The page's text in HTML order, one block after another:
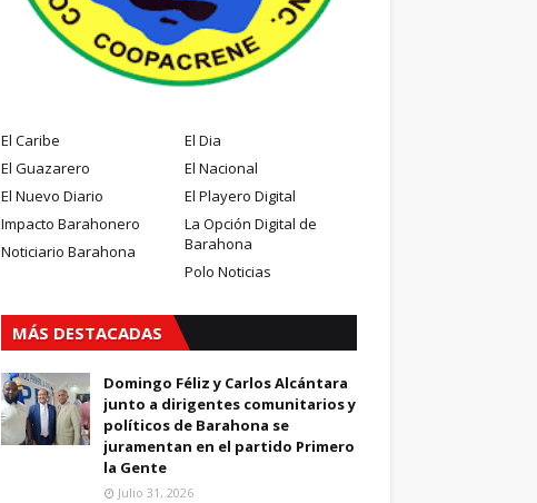
El Caribe
El Dia
El Guazarero
El Nacional
El Nuevo Diario
El Playero Digital
Impacto Barahonero
La Opción Digital de
Barahona
Noticiario Barahona
Polo Noticias
MÁS DESTACADAS
Domingo Féliz y Carlos Alcántara
junto a dirigentes comunitarios y
políticos de Barahona se
juramentan en el partido Primero
la Gente
Julio 31, 2026